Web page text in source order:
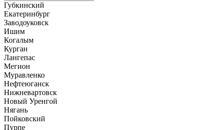
Губкинский
Екатеринбург
Заводоуковск
Ишим
Когалым
Курган
Лангепас
Мегион
Муравленко
Нефтеюганск
Нижневартовск
Новый Уренгой
Нягань
Пойковский
Пурпе